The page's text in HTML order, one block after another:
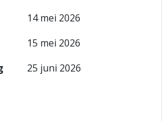
14 mei 2026
15 mei 2026
25 juni 2026